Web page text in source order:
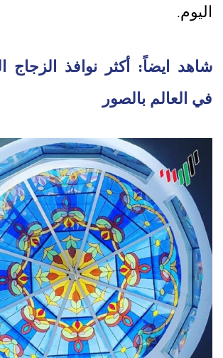
اليوم.
شاهد ايضاً: أكثر نوافذ الزجاج
في العالم بالصور